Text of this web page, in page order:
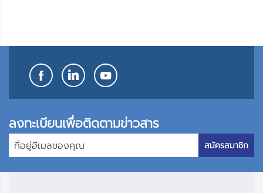
ลงทะเบียนเพื่อติดตามข่าวสาร
สมัครสมาชิก